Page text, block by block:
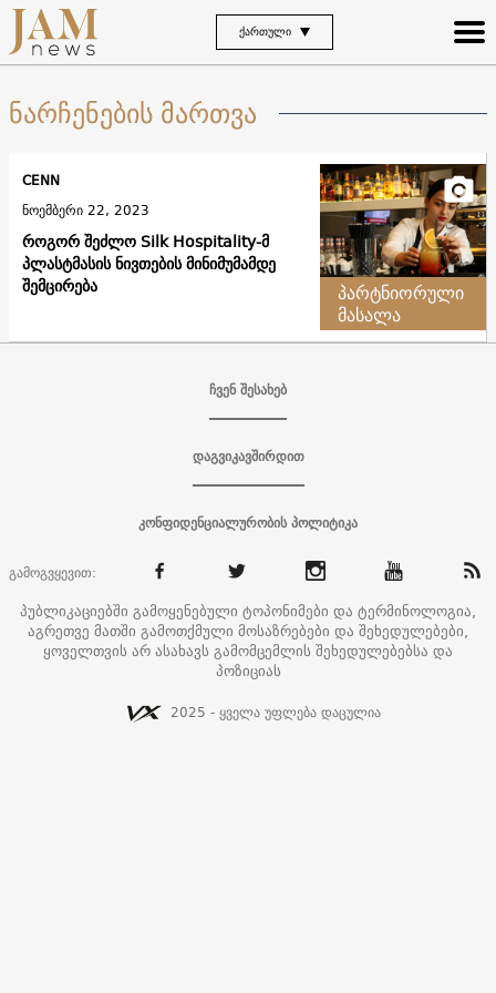
ᲥᲐᲠᲗᲣᲚᲘ
ნარჩენების მართვა
პარტნიორული
მასალა
როგორ შეძლო Silk Hospitality-მ
პლასტმასის ნივთების მინიმუმამდე
შემცირება
CENN
ნოემბერი 22, 2023
ჩვენ შესახებ
დაგვიკავშირდით
კონფიდენციალურობის პოლიტიკა
გამოგვყევით:
პუბლიკაციებში გამოყენებული ტოპონიმები და ტერმინოლოგია,
აგრეთვე მათში გამოთქმული მოსაზრებები და შეხედულებები,
ყოველთვის არ ასახავს გამომცემლის შეხედულებებსა და
პოზიციას
2025 - ყველა უფლება დაცულია